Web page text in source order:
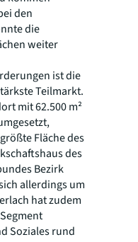
den
die
weiter
ist die
Teilmarkt.
mit 62.500 m²
Fläche des
des
Bezirk
allerdings um
hat zudem
Soziales rund